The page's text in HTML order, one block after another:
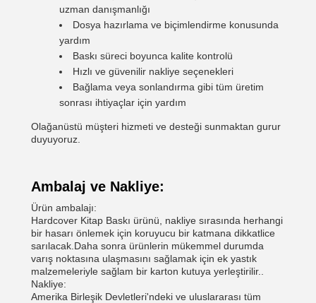
uzman danışmanlığı
Dosya hazırlama ve biçimlendirme konusunda
yardım
Baskı süreci boyunca kalite kontrolü
Hızlı ve güvenilir nakliye seçenekleri
Bağlama veya sonlandırma gibi tüm üretim
sonrası ihtiyaçlar için yardım
Olağanüstü müşteri hizmeti ve desteği sunmaktan gurur
duyuyoruz.
Ambalaj ve Nakliye:
Ürün ambalajı:
Hardcover Kitap Baskı ürünü, nakliye sırasında herhangi
bir hasarı önlemek için koruyucu bir katmana dikkatlice
sarılacak.Daha sonra ürünlerin mükemmel durumda
varış noktasına ulaşmasını sağlamak için ek yastık
malzemeleriyle sağlam bir karton kutuya yerleştirilir..
Nakliye:
Amerika Birleşik Devletleri'ndeki ve uluslararası tüm